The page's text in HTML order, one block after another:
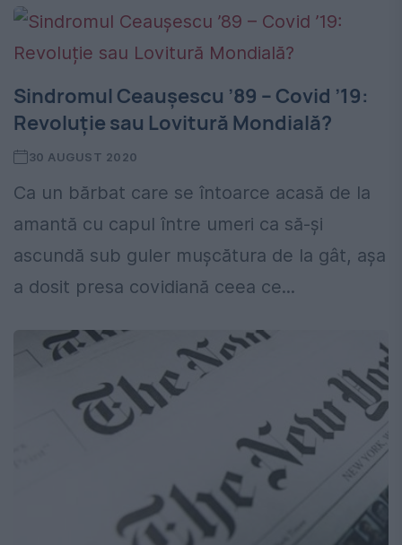
Sindromul Ceaușescu ’89 – Covid ’19:
Revoluție sau Lovitură Mondială?
30 AUGUST 2020
Ca un bărbat care se întoarce acasă de la
amantă cu capul între umeri ca să-și
ascundă sub guler mușcătura de la gât, așa
a dosit presa covidiană ceea ce...